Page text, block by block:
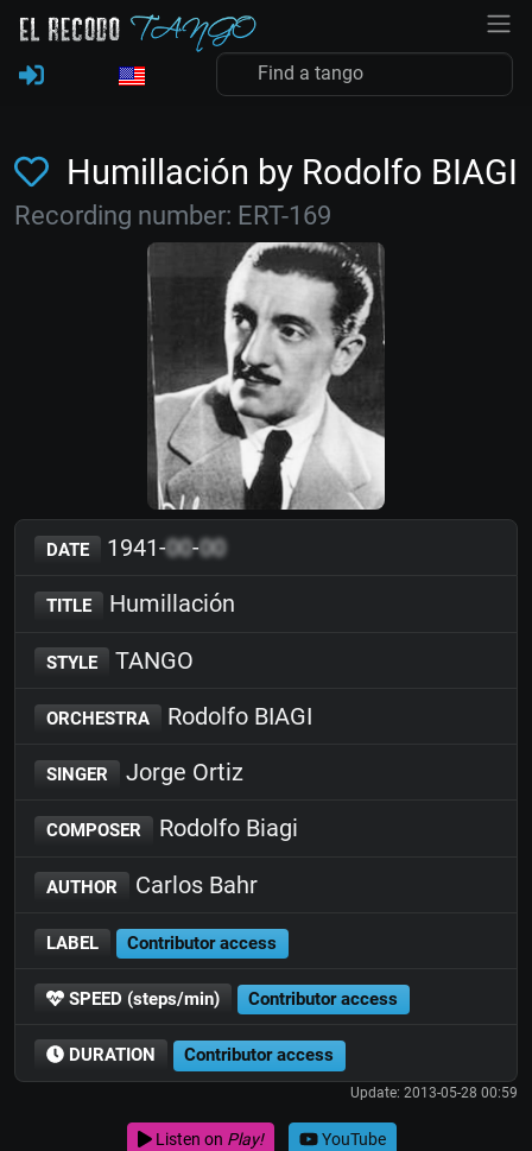
Humillación by Rodolfo BIAGI
Recording number: ERT-169
DATE 1941-00-00
TITLE Humillación
STYLE TANGO
ORCHESTRA Rodolfo BIAGI
SINGER Jorge Ortiz
COMPOSER Rodolfo Biagi
AUTHOR Carlos Bahr
LABEL Contributor access
SPEED (steps/min) Contributor access
DURATION Contributor access
Update: 2013-05-28 00:59
Listen on Play! YouTube